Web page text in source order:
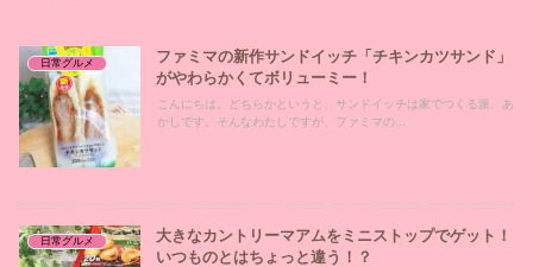
日常グルメ
ファミマの新作サンドイッチ「チキンカツサンド」
がやわらかくてボリューミー！
こんにちは。どちらかというと、サンドイッチは家でつくる派、あ
かしです。そんなわたしですが、ファミマの...
日常グルメ
大きなカントリーマアムをミニストップでゲット！
いつものとはちょっと違う！？